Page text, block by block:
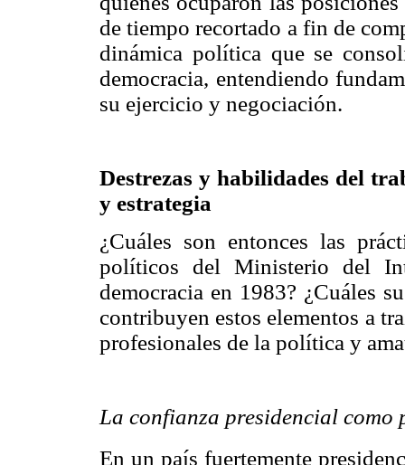
de tiempo recortado a fin de
dinámica política que se
democracia, entendiendo
su ejercicio y negociación.
Destrezas y habilidades del
y estrategia
¿Cuáles son entonces las
políticos del Ministerio del
democracia en 1983? ¿Cuáles
contribuyen estos elementos a
profesionales de la política y
La confianza presidencial
En un país fuertemente